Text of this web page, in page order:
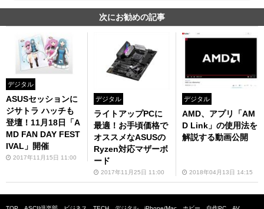
次にお勧めの記事
デジタル
ASUSセッションに
ジサトラ ハッチも
登壇！11月18日「A
MD FAN DAY FEST
IVAL」開催
2017年11月15日 11:00
デジタル
ライトアップPCに
最適！お手頃価格で
オススメなASUSの
Ryzen対応マザーボ
ード
2017年11月25日 11:00
デジタル
AMD、アプリ「AM
D Link」の使用法を
解説する動画公開
2018年04月13日 14:15